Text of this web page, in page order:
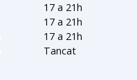
17 a 21h
17 a 21h
17 a 21h
Tancat